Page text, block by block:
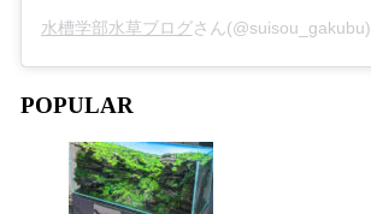
水槽学部水草ブログさん(@suisou_gakubu)がシェアした投稿 -
POPULAR